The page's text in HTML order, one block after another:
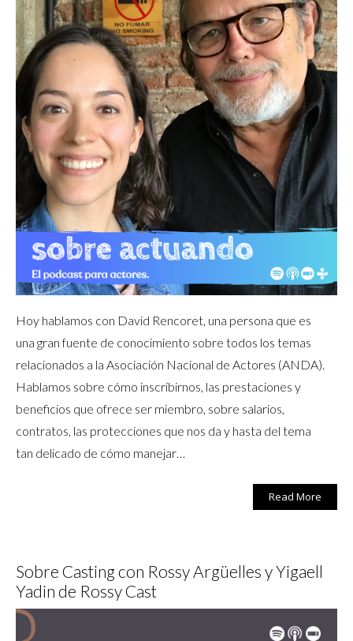
Hoy hablamos con David Rencoret, una persona que es
una gran fuente de conocimiento sobre todos los temas
relacionados a la Asociación Nacional de Actores (ANDA).
Hablamos sobre cómo inscribirnos, las prestaciones y
beneficios que ofrece ser miembro, sobre salarios,
contratos, las protecciones que nos da y hasta del tema
tan delicado de cómo manejar…
Read More
Sobre Casting con Rossy Argüelles y Yigaell
Yadin de Rossy Cast